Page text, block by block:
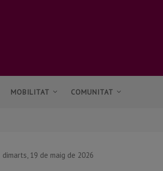
MOBILITAT COMUNITAT
dimarts, 19 de maig de 2026